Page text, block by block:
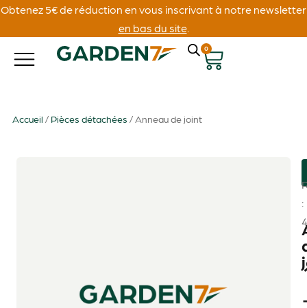
Obtenez 5€ de réduction en vous inscrivant à notre newsletter
en bas du site.
0
Accueil / Pièces détachées / Anneau de joint
: